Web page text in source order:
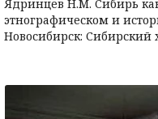
Ядринцев Н.М. Сибирь
этнографическом и
Новосибирск: Сибирский